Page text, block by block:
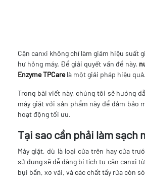
Cặn canxi không chỉ làm giảm hiệu suất
hư hỏng máy. Để giải quyết vấn đề này,
Enzyme TPCarelà một giải pháp hiệu quả.
Trong bài viết này, chúng tôi sẽ hướng
máy giặt với sản phẩm này để đảm bảo
hoạt động tối ưu.
Tại sao cần phải làm sạch
Máy giặt, dù là loại cửa trên hay cửa
sử dụng sẽ dễ dàng bị tích tụ cặn canxi
bụi bẩn, xơ vải, và các chất tẩy rửa còn